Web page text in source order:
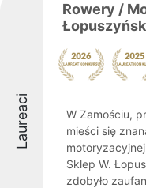
Laureaci
Rowery /
W Zamościu,
mieści się
Sklep W.
zdobyło